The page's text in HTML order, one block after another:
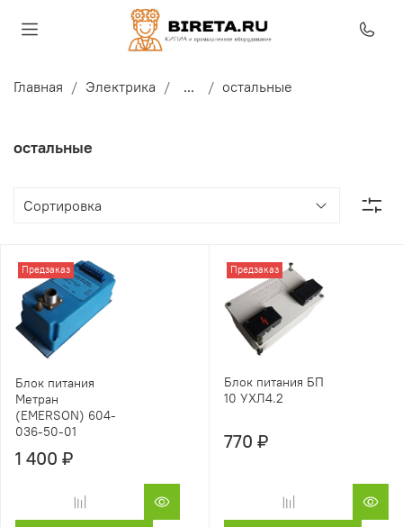
Главная Электрика ... остальные
остальные
Предзаказ
Блок питания
Метран
(EMERSON) 604-
036-50-01
1 400 ₽
Предзаказ
Блок питания БП
10 УХЛ4.2
770 ₽